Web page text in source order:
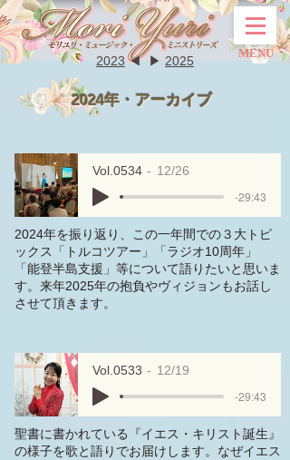
MENU
2023◀︎ ▶︎ 2025
2024年・アーカイブ
Vol.0534 12/26
-29:43
2024年を振り返り、この一年間での３大トピ
ックス「トルコツアー」「ラジオ10周年」
「能登半島支援」等について語りたいと思いま
す。来年2025年の抱負やヴィジョンもお話し
させて頂きます。
Vol.0533 12/19
-29:43
聖書に書かれている『イエス・キリスト誕生』
の様子を歌と語りでお届けします。なぜイエス